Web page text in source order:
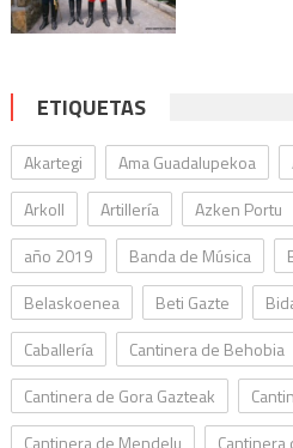
ETIQUETAS
Akartegi Ama Guadalupekoa
Arkoll
Artillería Azken Portu
año 2019
Banda de Música
Belaskoenea
Beti Gazte
Caballería
Cantinera de Behobia
Cantinera de Gora Gazteak